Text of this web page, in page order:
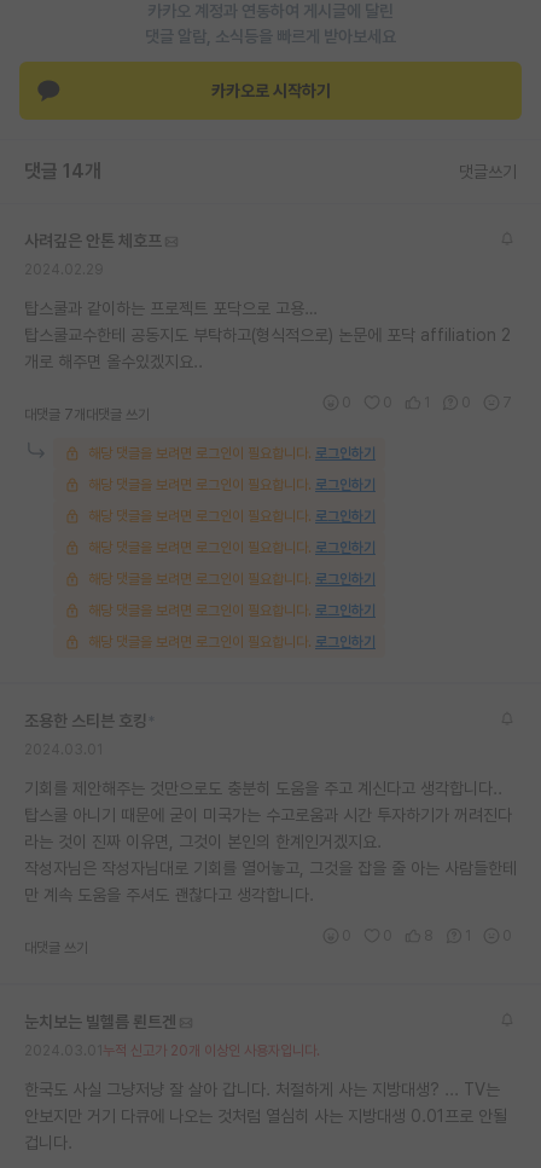
카카오 계정과 연동하여 게시글에 달린
댓글 알람, 소식등을 빠르게 받아보세요
카카오로 시작하기
댓글 14개 댓글쓰기
사려깊은 안톤 체호프
탑스쿨과 같이하는 프로젝트 포닥으로 고용…
탑스쿨교수한테 공동지도 부탁하고(형식적으로) 논문에 포닥 affiliation 2
개로 해주면 올수있겠지요..
대댓글 7개 대댓글 쓰기
해당 댓글을 보려면 로그인이 필요합니다. 로그인하기
해당 댓글을 보려면 로그인이 필요합니다. 로그인하기
해당 댓글을 보려면 로그인이 필요합니다. 로그인하기
해당 댓글을 보려면 로그인이 필요합니다. 로그인하기
해당 댓글을 보려면 로그인이 필요합니다. 로그인하기
해당 댓글을 보려면 로그인이 필요합니다. 로그인하기
해당 댓글을 보려면 로그인이 필요합니다. 로그인하기
조용한 스티븐 호킹
기회를 제안해주는 것만으로도 충분히 도움을 주고 계신다고 생각합니다..
탑스쿨 아니기 때문에 굳이 미국가는 수고로움과 시간 투자하기가 꺼려진다
라는 것이 진짜 이유면, 그것이 본인의 한계인거겠지요.
작성자님은 작성자님대로 기회를 열어놓고, 그것을 잡을 줄 아는 사람들한테
만 계속 도움을 주셔도 괜찮다고 생각합니다.
대댓글 쓰기
눈치보는 빌헬름 뢴트겐
누적 신고가 20개 이상인 사용자입니다.
한국도 사실 그냥저냥 잘 살아 갑니다. 처절하게 사는 지방대생? ... TV는
안보지만 거기 다큐에 나오는 것처럼 열심히 사는 지방대생 0.01프로 안될
겁니다.